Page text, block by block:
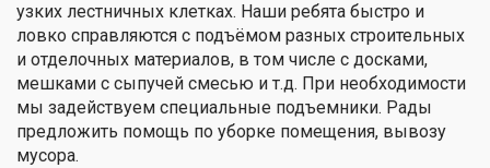
узких лестничных клетках. Наши ребята быстро и
ловко справляются с подъёмом разных строительных
и отделочных материалов, в том числе с досками,
мешками с сыпучей смесью и т.д. При необходимости
мы задействуем специальные подъемники. Рады
предложить помощь по уборке помещения, вывозу
мусора.